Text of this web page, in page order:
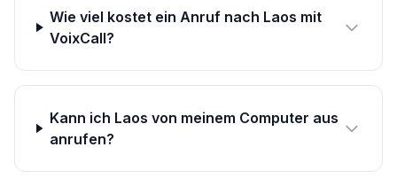
Wie viel kostet ein Anruf nach Laos mit
VoixCall?
Kann ich Laos von meinem Computer aus
anrufen?